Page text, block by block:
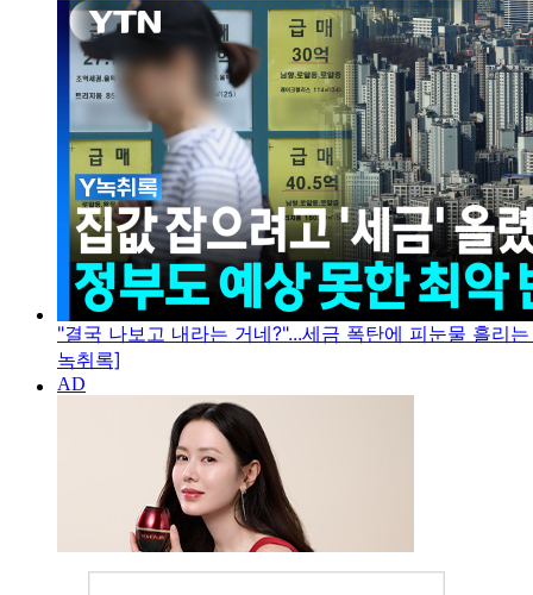
"결국 나보고 내라는 거네?"...세금 폭탄에 피눈물 흘리
녹취록]